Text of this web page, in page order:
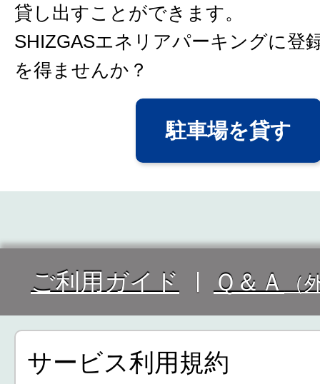
貸し出すことができます。
SHIZGASエネリアパーキングに登
を得ませんか？
駐車場を貸す
ご利用ガイド Ｑ＆Ａ （
サービス利用規約